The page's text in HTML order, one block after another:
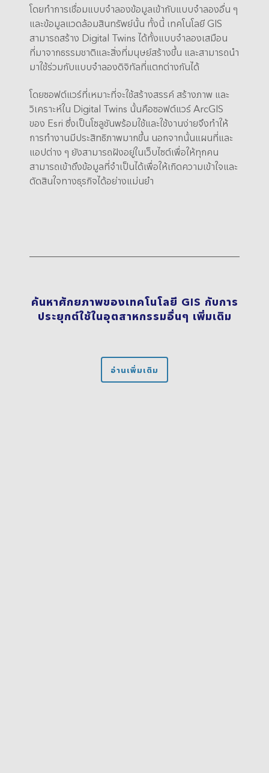
โดยทำการเชื่อมแบบจำลองข้อมูลเข้ากับแบบจำลองอื่น ๆ
และข้อมูลแวดล้อมสินทรัพย์นั้น ทั้งนี้ เทคโนโลยี GIS
สามารถสร้าง Digital Twins ได้ทั้งแบบจำลองเสมือน
ที่มาจากธรรมชาติและสิ่งที่มนุษย์สร้างขึ้น และสามารถนำ
มาใช้ร่วมกับแบบจำลองดิจิทัลที่แตกต่างกันได้
โดยซอฟต์แวร์ที่เหมาะที่จะใช้สร้างสรรค์ สร้างภาพ และ
วิเคราะห์ใน Digital Twins นั้นคือซอฟต์แวร์ ArcGIS
ของ Esri ซึ่งเป็นโซลูชันพร้อมใช้และใช้งานง่ายจึงทำให้
การทำงานมีประสิทธิภาพมากขึ้น นอกจากนั้นแผนที่และ
แอปต่าง ๆ ยังสามารถฝังอยู่ในเว็บไซต์เพื่อให้ทุกคน
สามารถเข้าถึงข้อมูลที่จำเป็นได้เพื่อให้เกิดความเข้าใจและ
ตัดสินใจทางธุรกิจได้อย่างแม่นยำ
ค้นหาศักยภาพของเทคโนโลยี GIS กับการ
ประยุกต์ใช้ในอุตสาหกรรมอื่นๆ เพิ่มเติม
อ่านเพิ่มเติม